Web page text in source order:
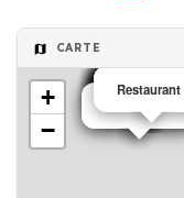
CARTE
Restaurant
Restaurant
Restaurant
Restaurant
Restaurant
Restaurant
Restaurant
Restaurant
Restaurant
Café
Restaurant
Restaurant
Restaurant
Restaurant
Restaurant
+
−